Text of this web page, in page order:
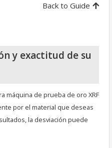
Back to Guide
y exactitud de su
máquina de prueba de oro XRF
por el material que deseas
la desviación puede